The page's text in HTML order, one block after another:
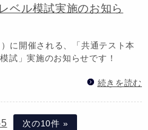
ベル模試実施のお知ら
に開催される、「共通テスト本
試」実施のお知らせです！
続きを読む
次の10件 »